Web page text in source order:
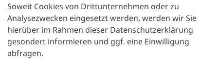
Soweit Cookies von Drittunternehmen oder zu
Analysezwecken eingesetzt werden, werden wir Sie
hierüber im Rahmen dieser Datenschutzerklärung
gesondert informieren und ggf. eine Einwilligung
abfragen.